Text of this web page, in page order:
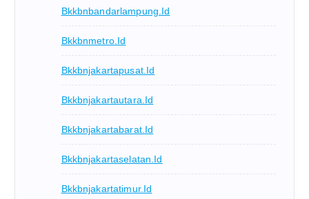
Bkkbnbandarlampung.id
Bkkbnmetro.id
Bkkbnjakartapusat.id
Bkkbnjakartautara.id
Bkkbnjakartabarat.id
Bkkbnjakartaselatan.id
Bkkbnjakartatimur.id